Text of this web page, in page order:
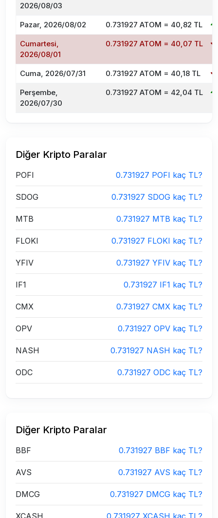
2026/08/03
Pazar, 2026/08/02 0.731927 ATOM = 40,82 TL
Cumartesi,
2026/08/01
0.731927 ATOM = 40,07 TL
Cuma, 2026/07/31 0.731927 ATOM = 40,18 TL
Perşembe,
2026/07/30
0.731927 ATOM = 42,04 TL
Diğer Kripto Paralar
POFI 0.731927 POFI kaç TL?
SDOG 0.731927 SDOG kaç TL?
MTB 0.731927 MTB kaç TL?
FLOKI 0.731927 FLOKI kaç TL?
YFIV 0.731927 YFIV kaç TL?
IF1 0.731927 IF1 kaç TL?
CMX 0.731927 CMX kaç TL?
OPV 0.731927 OPV kaç TL?
NASH 0.731927 NASH kaç TL?
ODC 0.731927 ODC kaç TL?
Diğer Kripto Paralar
BBF 0.731927 BBF kaç TL?
AVS 0.731927 AVS kaç TL?
DMCG 0.731927 DMCG kaç TL?
XCASH 0.731927 XCASH kaç TL?